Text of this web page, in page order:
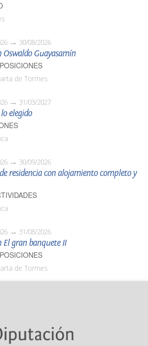
30/08/2026
Oswaldo Guayasamín
de Tormes
31/03/2027
elegido
30/09/2026
de residencia con alojamiento completo y
31/08/2026
El gran banquete II
de Tormes